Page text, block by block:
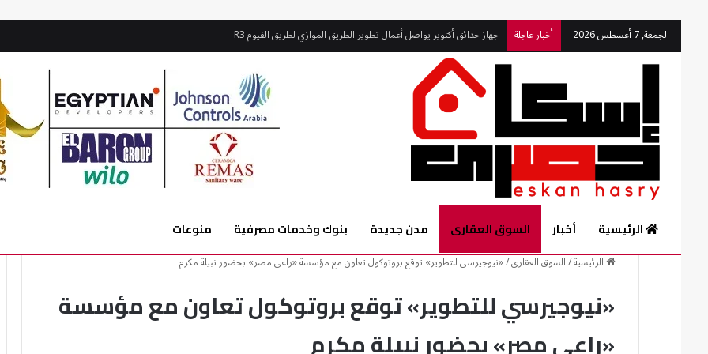
الجمعة, 7 أغسطس 2026 أخبار عاجلة
جهاز حدائق أكتوبر يواصل أعمال تطوير الطريق الموازي لطريق الفيوم R3
الرئيسية أخبار السوق العقارى مدن جديدة بنوك وخدمات مصرفية منوعات
الرئيسية/السوق العقارى/«نيوجيرسي للتطوير» توقع بروتوكول تعاون مع مؤسسة «راعي مصر» بحضور نبيلة مكرم
«نيوجيرسي للتطوير» توقع بروتوكول تعاون مع مؤسسة
«راعي مصر» بحضور نبيلة مكرم